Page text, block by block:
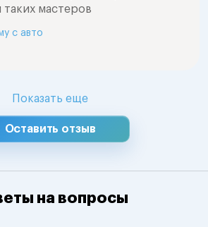
мастеров
с авто
Показать еще
Оставить отзыв
на вопросы